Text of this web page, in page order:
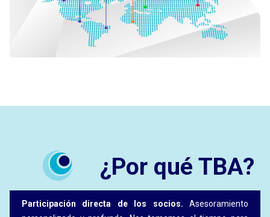
¿Por qué TBA?
Participación directa de los socios. Asesoramiento